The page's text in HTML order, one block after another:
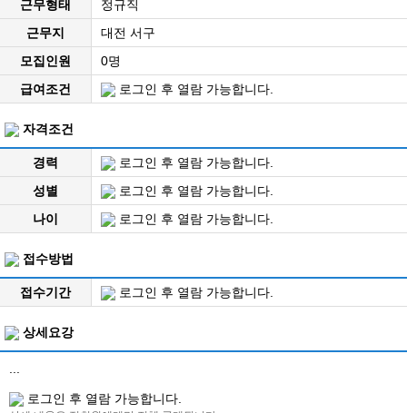
근무형태
정규직
근무지
대전 서구
모집인원
0명
급여조건
로그인 후 열람 가능합니다.
자격조건
경력
로그인 후 열람 가능합니다.
성별
로그인 후 열람 가능합니다.
나이
로그인 후 열람 가능합니다.
접수방법
접수기간 로그인 후 열람 가능합니다.
상세요강
로그인 후 열람 가능합니다.